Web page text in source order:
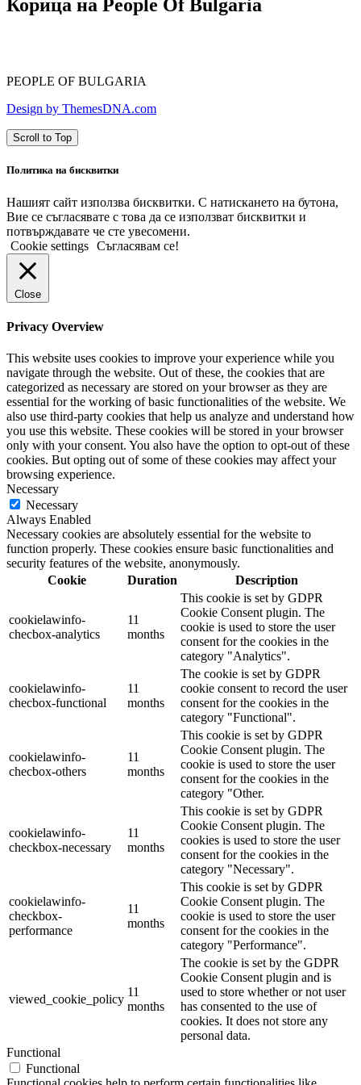
Корица на People Of Bulgaria
PEOPLE OF BULGARIA
Design by ThemesDNA.com
Scroll to Top
Политика на бисквитки
Нашият сайт използва бисквитки. С натискането на бутона,
Вие се съгласявате с това да се използват бисквитки и
потвърждавате че сте увесомени.
Cookie settings Съгласявам се!
Close
Privacy Overview
This website uses cookies to improve your experience while you
navigate through the website. Out of these, the cookies that are
categorized as necessary are stored on your browser as they are
essential for the working of basic functionalities of the website. We
also use third-party cookies that help us analyze and understand how
you use this website. These cookies will be stored in your browser
only with your consent. You also have the option to opt-out of these
cookies. But opting out of some of these cookies may affect your
browsing experience.
Necessary
Necessary
Always Enabled
Necessary cookies are absolutely essential for the website to
function properly. These cookies ensure basic functionalities and
security features of the website, anonymously.
Cookie
Duration Description
cookielawinfo-
checbox-analytics
11
months
This cookie is set by GDPR
Cookie Consent plugin. The
cookie is used to store the user
consent for the cookies in the
category "Analytics".
cookielawinfo-
checbox-functional
11
months
The cookie is set by GDPR
cookie consent to record the user
consent for the cookies in the
category "Functional".
cookielawinfo-
checbox-others
11
months
This cookie is set by GDPR
Cookie Consent plugin. The
cookie is used to store the user
consent for the cookies in the
category "Other.
cookielawinfo-
checkbox-necessary
11
months
This cookie is set by GDPR
Cookie Consent plugin. The
cookies is used to store the user
consent for the cookies in the
category "Necessary".
cookielawinfo-
checkbox-
performance
11
months
This cookie is set by GDPR
Cookie Consent plugin. The
cookie is used to store the user
consent for the cookies in the
category "Performance".
viewed_cookie_policy
11
months
The cookie is set by the GDPR
Cookie Consent plugin and is
used to store whether or not user
has consented to the use of
cookies. It does not store any
personal data.
Functional
Functional